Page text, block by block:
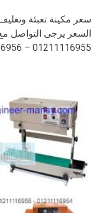
سعر مكينة تعبئة
01211116955 – 01211116956–01211116958 …